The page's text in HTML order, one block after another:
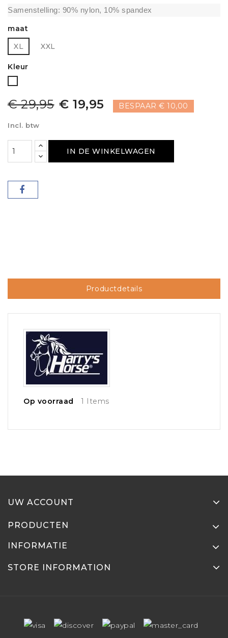
Samenstelling: 90% nylon, 10% spandex
maat
XL
XXL
Kleur
Wit
€ 29,95 € 19,95 BESPAAR € 10,00
Incl. btw
IN DE WINKELWAGEN
Productdetails
Op voorraad 1 Items
UW ACCOUNT
PRODUCTEN
INFORMATIE
STORE INFORMATION